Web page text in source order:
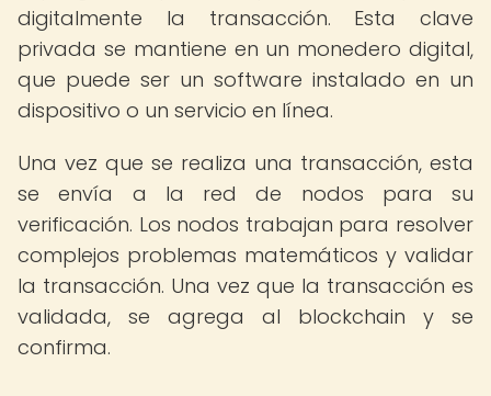
digitalmente la transacción. Esta clave
privada se mantiene en un monedero digital,
que puede ser un software instalado en un
dispositivo o un servicio en línea.
Una vez que se realiza una transacción, esta
se envía a la red de nodos para su
verificación. Los nodos trabajan para resolver
complejos problemas matemáticos y validar
la transacción. Una vez que la transacción es
validada, se agrega al blockchain y se
confirma.